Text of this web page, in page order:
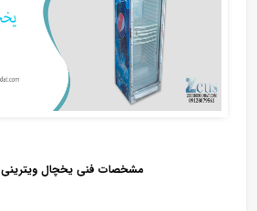
مشخصات فنی یخچال ویترینی 90 سانتی